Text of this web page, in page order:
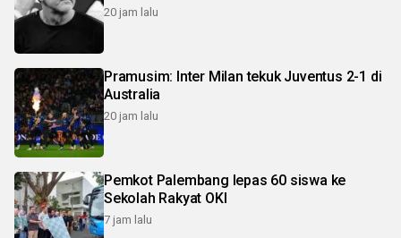
20 jam lalu
Pramusim: Inter Milan tekuk Juventus 2-1 di
Australia
20 jam lalu
Pemkot Palembang lepas 60 siswa ke
Sekolah Rakyat OKI
7 jam lalu